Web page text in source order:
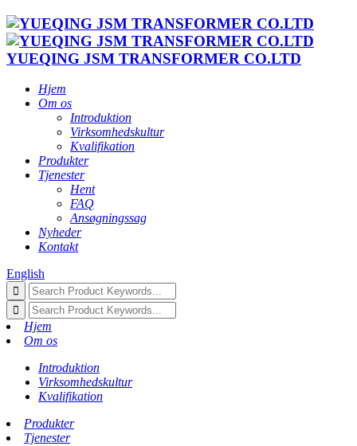
YUEQING JSM TRANSFORMER CO.LTD
Hjem
Om os
Introduktion
Virksomhedskultur
Kvalifikation
Produkter
Tjenester
Hent
FAQ
Ansøgningssag
Nyheder
Kontakt
English
Hjem
Om os
Introduktion
Virksomhedskultur
Kvalifikation
Produkter
Tjenester